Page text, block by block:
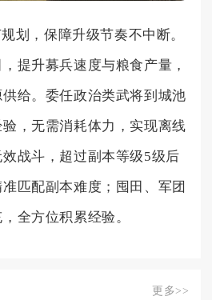
划，保障升级节奏不中断。
提升募兵速度与粮食产量，
给。委任政治类武将到城池
，无需消耗体力，实现离线
战斗，超过副本等级5级后
匹配副本难度；囤田、军团
全方位积累经验。
更多>>